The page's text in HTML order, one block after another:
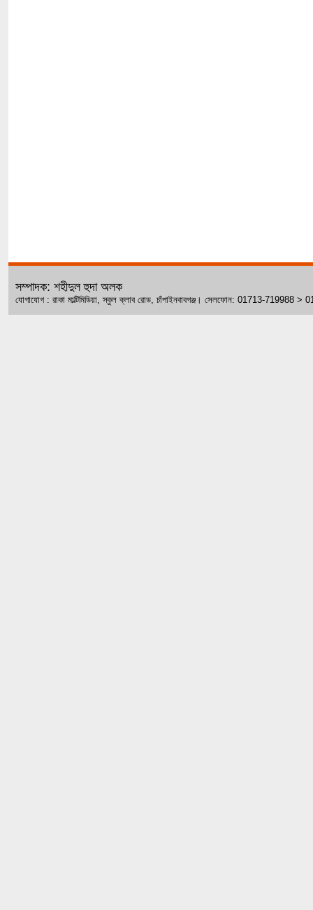
সম্পাদক: শহীদুল হুদা অলক
যোগাযোগ : রাকা মাল্টিমিডিয়া, স্কুল ক্লাব রোড, চাঁপাইনবাবগঞ্জ। সেলফোন: 01713-